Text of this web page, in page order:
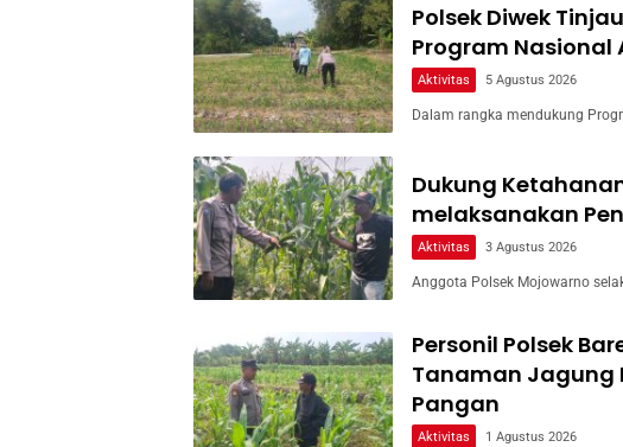
Polsek Diwek
Program Nasional
Aktivitas 5 Agustus 2026
Dalam rangka mendukung
Dukung
melaksanakan
Aktivitas 3 Agustus 2026
Anggota Polsek Mojowarno
Personil Polsek
Tanaman Jagung
Pangan
Aktivitas 1 Agustus 2026